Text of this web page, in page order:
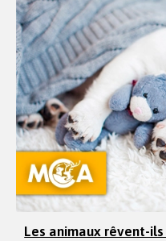
Les animaux rêvent-ils